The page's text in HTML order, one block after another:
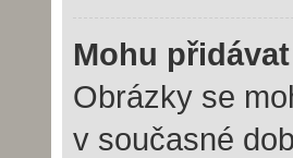
Mohu
Obrázky se
v současné